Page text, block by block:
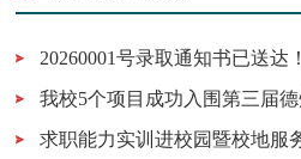
20260001号录取通知书已送达！